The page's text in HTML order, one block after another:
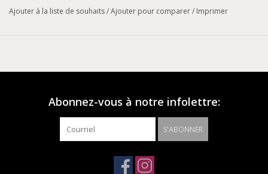
Ajouter à la liste de souhaits/Ajouter pour comparer/ Imprimer
Abonnez-vous à notre infolettre:
S'ABONNER